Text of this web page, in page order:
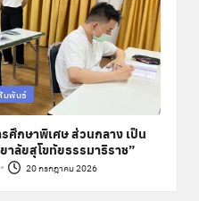
มพันธ์
ศึกษาพิเศษ ส่วนกลาง เป็น
ลัยสุโขทัยธรรมาธิราช”
20 กรกฎาคม 2026